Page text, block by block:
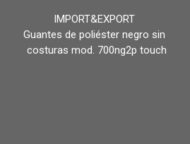
IMPORT&EXPORT
Guantes de poliéster negro sin
costuras mod. 700ng2p touch